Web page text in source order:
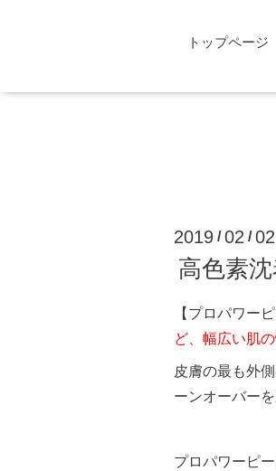
トップページ
2019 /02 /
高色素
【プロパワー
ど、幅広い肌
皮膚の最も外
ーンオーバー
プロパワーピ